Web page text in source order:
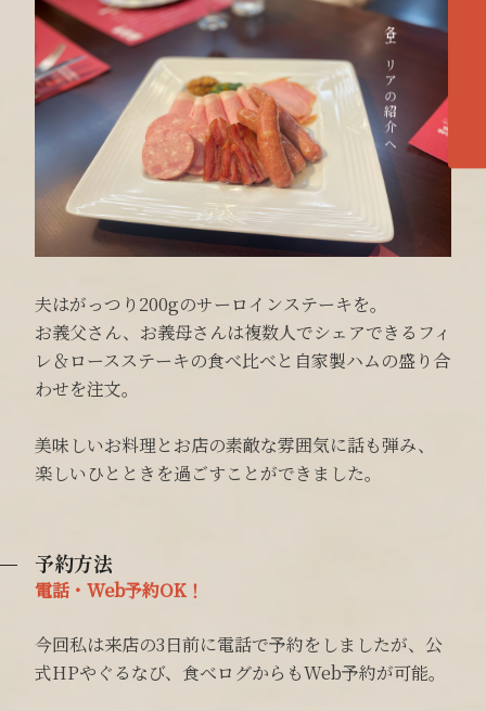
夫はがっつり200gのサーロインステーキを。
お義父さん、お義母さんは複数人でシェアできるフィ
レ＆ロースステーキの食べ比べと自家製ハムの盛り合
わせを注文。
美味しいお料理とお店の素敵な雰囲気に話も弾み、
楽しいひとときを過ごすことができました。
予約方法
電話・Web予約OK！
今回私は来店の3日前に電話で予約をしましたが、公
式HPやぐるなび、食べログからもWeb予約が可能。
各エリアの紹介へ